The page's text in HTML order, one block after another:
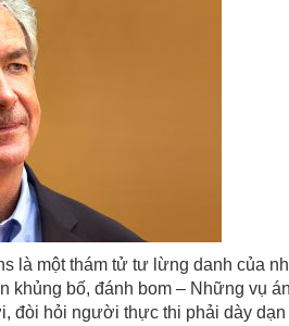
là một thám tử tư lừng danh của
bố, đánh bom – Những vụ
đòi hỏi người thực thi phải dày